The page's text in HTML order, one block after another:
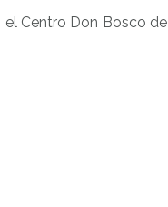
el Centro Don Bosco de